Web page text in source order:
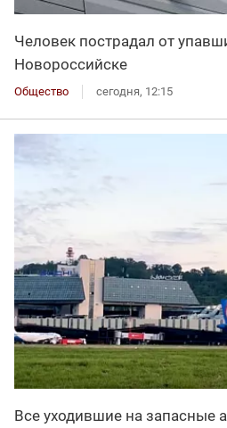
Человек пострадал от
Новороссийске
Общество сегодня, 12:15
Все уходившие на запасные